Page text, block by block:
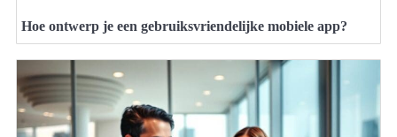
Hoe ontwerp je een gebruiksvriendelijke mobiele app?